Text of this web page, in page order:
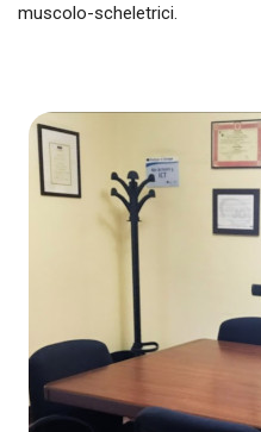
muscolo-scheletrici.